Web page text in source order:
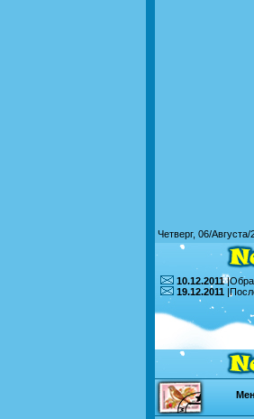
Четверг, 06/
10.12.2011
19.12.2011